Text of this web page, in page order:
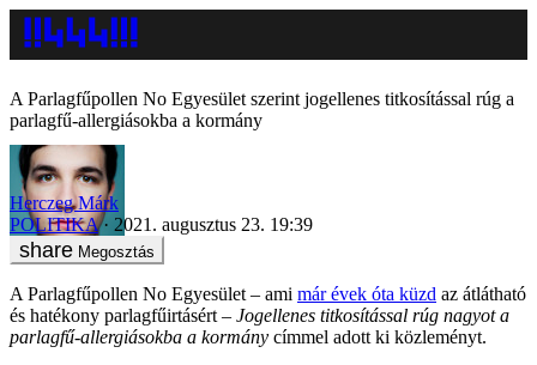
A Parlagfűpollen No Egyesület szerint jogellenes titkosítással rúg a
parlagfű-allergiásokba a kormány
Herczeg Márk
POLITIKA
2021. augusztus 23. 19:39
Megosztás
A Parlagfűpollen No Egyesület – ami már évek óta küzd az átlátható
és hatékony parlagfűirtásért – Jogellenes titkosítással rúg nagyot a
parlagfű-allergiásokba a kormány címmel adott ki közleményt.